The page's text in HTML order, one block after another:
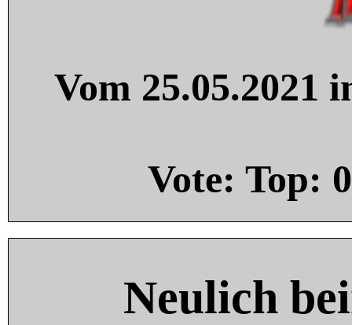
Vom 25.05.2021
Vote: Top: 0
Neulich